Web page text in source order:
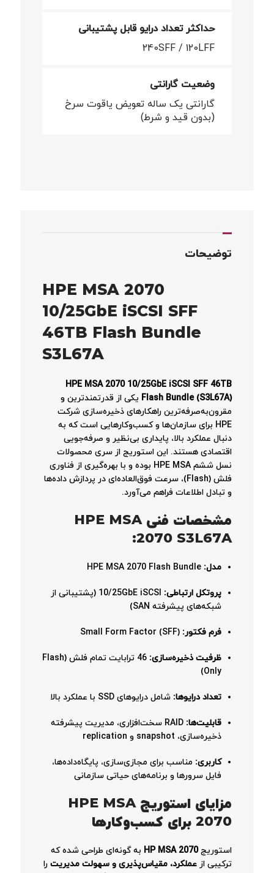
حداکثر تعداد درایو قابل پشتیبانی
240SFF / 120LFF
وضعیت گارانتی
گارانتی یک ساله تعویض یاقوت سرخ
(بدون قید و شرط)
توضیحات
HPE MSA 2070
10/25GbE iSCSI SFF
46TB Flash Bundle
S3L67A
HPE MSA 2070 10/25GbE iSCSI SFF 46TB
Flash Bundle (S3L67A) یکی از قدرتمندترین و
مقرون‌به‌صرفه‌ترین راهکارهای ذخیره‌سازی شرکت
HPE برای سازمان‌ها و کسب‌وکارهایی است که به
دنبال عملکرد بالا، پایداری بی‌نظیر و صرفه‌جویی
اقتصادی هستند. این استوریج از سری محصولات
نسل ششم HPE MSA بوده و با بهره‌گیری از فناوری
فلش (Flash)، سرعت فوق‌العاده‌ای در پردازش داده‌ها
و تبادل اطلاعات فراهم می‌آورد.
مشخصات فنی HPE MSA
2070 S3L67A:
مدل:
پروتکل ارتباطی:
10/25GbE iSCSI (پشتیبانی از
شبکه‌های پیشرفته SAN)
فرم فکتور:
ظرفیت ذخیره‌سازی:
46 ترابایت تمام فلش (Flash
Only)
تعداد درایوها: شامل درایوهای SSD با عملکرد بالا
قابلیت‌ها:
RAID سخت‌افزاری، مدیریت پیشرفته
ذخیره‌سازی، snapshot و replication
کاربری: مناسب برای مجازی‌سازی، پایگاه‌داده‌ها،
فایل سرورها و برنامه‌های حیاتی سازمانی
مزایای استوریج HPE MSA
2070 برای کسب‌وکارها
استوریجHP MSA 2070 به گونه‌ای طراحی شده که
ترکیبی از عملکرد، مقیاس‌پذیری و سهولت مدیریت را